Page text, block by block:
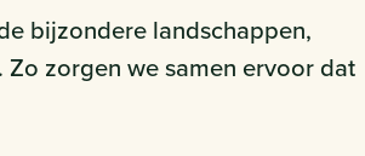
bijzondere landschappen,
zorgen we samen ervoor dat